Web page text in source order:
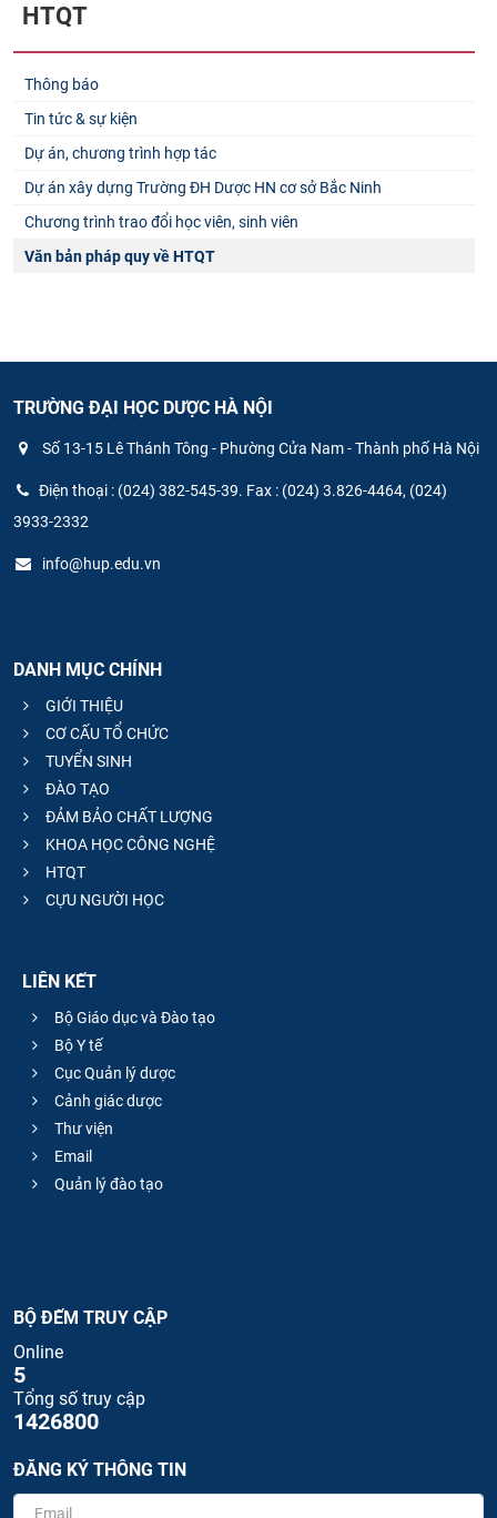
HTQT
Thông báo
Tin tức & sự kiện
Dự án, chương trình hợp tác
Dự án xây dựng Trường ĐH Dược HN cơ sở Bắc Ninh
Chương trình trao đổi học viên, sinh viên
Văn bản pháp quy về HTQT
TRƯỜNG ĐẠI HỌC DƯỢC HÀ NỘI
Số 13-15 Lê Thánh Tông - Phường Cửa Nam - Thành phố Hà Nội
Điện thoại : (024) 382-545-39. Fax : (024) 3.826-4464, (024)
3933-2332
info@hup.edu.vn
DANH MỤC CHÍNH
GIỚI THIỆU
CƠ CẤU TỔ CHỨC
TUYỂN SINH
ĐÀO TẠO
ĐẢM BẢO CHẤT LƯỢNG
KHOA HỌC CÔNG NGHỆ
HTQT
CỰU NGƯỜI HỌC
LIÊN KẾT
Bộ Giáo dục và Đào tạo
Bộ Y tế
Cục Quản lý dược
Cảnh giác dược
Thư viện
Email
Quản lý đào tạo
BỘ ĐẾM TRUY CẬP
Online
5
Tổng số truy cập
1426800
ĐĂNG KÝ THÔNG TIN